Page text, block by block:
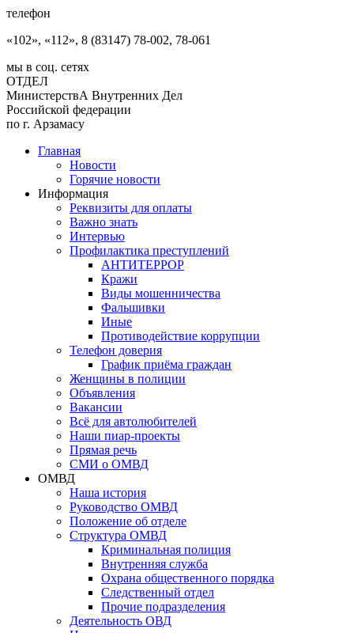
телефон
«102», «112», 8 (83147) 78-002, 78-061
мы в соц. сетях
ОТДЕЛ
МинистерствА Внутренних Дел
Российской федерации
по г. Арзамасу
Главная
Новости
Горячие новости
Информация
Реквизиты для оплаты
Важно знать
Интервью
Профилактика преступлений
АНТИТЕРРОР
Кражи
Виды мошенничества
Фальшивки
Иные
Противодействие коррупции
Телефон доверия
График приёма граждан
Женщины в полиции
Объявления
Вакансии
Всё для автолюбителей
Наши пиар-проекты
Прямая речь
СМИ о ОМВД
ОМВД
Наша история
Руководство ОМВД
Положение об отделе
Структура ОМВД
Криминальная полиция
Внутренняя служба
Охрана общественного порядка
Следственный отдел
Прочие подразделения
Деятельность ОВД